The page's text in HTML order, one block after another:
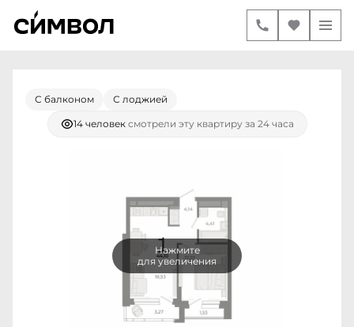
1-комнатная 44.1 м
10 690 000 руб.
Ипотека от 44 801 руб./мес.
С балконом С лоджией
14 человек смотрели эту квартиру за 24 часа
Нажмите
для увеличения